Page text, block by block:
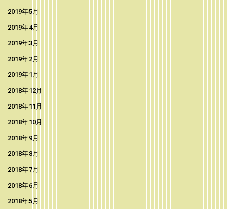
2019年5月
2019年4月
2019年3月
2019年2月
2019年1月
2018年12月
2018年11月
2018年10月
2018年9月
2018年8月
2018年7月
2018年6月
2018年5月